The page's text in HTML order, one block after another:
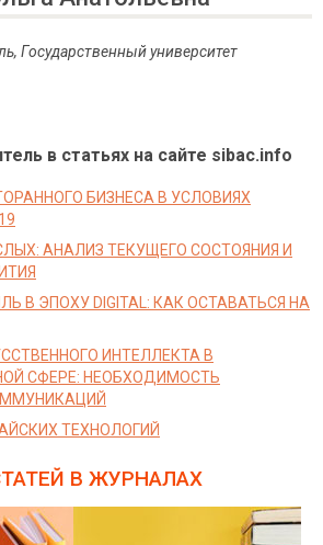
Государственный университет
в статьях на сайте sibac.info
БИЗНЕСА В УСЛОВИЯХ
АНАЛИЗ ТЕКУЩЕГО СОСТОЯНИЯ И
В ЭПОХУ DIGITAL: КАК ОСТАВАТЬСЯ НА
ИНТЕЛЛЕКТА В
СФЕРЕ: НЕОБХОДИМОСТЬ
ТЕХНОЛОГИЙ
В ЖУРНАЛАХ